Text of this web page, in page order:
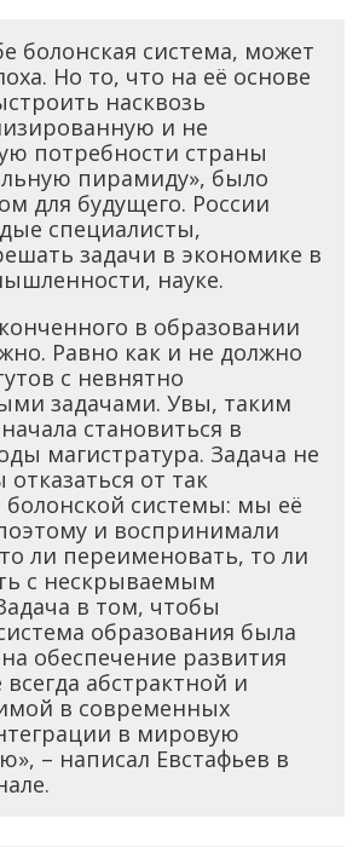
болонская система, может
Но то, что на её основе
насквозь
и не
потребности страны
пирамиду», было
для будущего. России
специалисты,
задачи в экономике в
науке.
в образовании
Равно как и не должно
с невнятно
задачами. Увы, таким
становиться в
магистратура. Задача не
от так
системы: мы её
и воспринимали
ли переименовать, то ли
с нескрываемым
в том, чтобы
образования была
обеспечение развития
абстрактной и
в современных
в мировую
– написал Евстафьев в